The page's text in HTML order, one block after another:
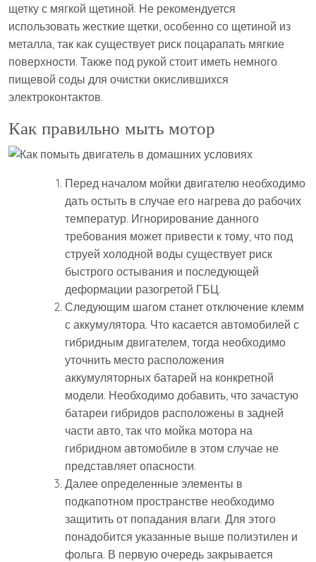
щетку с мягкой щетиной. Не рекомендуется
использовать жесткие щетки, особенно со щетиной из
металла, так как существует риск поцарапать мягкие
поверхности. Также под рукой стоит иметь немного
пищевой соды для очистки окислившихся
электроконтактов.
Как правильно мыть мотор
Перед началом мойки двигателю необходимо
дать остыть в случае его нагрева до рабочих
температур. Игнорирование данного
требования может привести к тому, что под
струей холодной воды существует риск
быстрого остывания и последующей
деформации разогретой ГБЦ.
Следующим шагом станет отключение клемм
с аккумулятора. Что касается автомобилей с
гибридным двигателем, тогда необходимо
уточнить место расположения
аккумуляторных батарей на конкретной
модели. Необходимо добавить, что зачастую
батареи гибридов расположены в задней
части авто, так что мойка мотора на
гибридном автомобиле в этом случае не
представляет опасности.
Далее определенные элементы в
подкапотном пространстве необходимо
защитить от попадания влаги. Для этого
понадобится указанные выше полиэтилен и
фольга. В первую очередь закрывается